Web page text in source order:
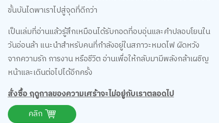
เป็นเล่มที่อ่านแล้วรู้สึกเหมือนได้รับกอดที่อบอุ่นและคำปลอบโยนใน
วันอ่อนล้า แนะนำสำหรับคนที่กำลังอยู่ในสภาวะหมดไฟ ผิดหวัง
จากความรัก การงาน หรือชีวิต อ่านเพื่อให้กลับมามีพลังกล้าเผชิญ
หน้าและเดินต่อไปได้อีกครั้ง
สั่งซื้อ ฤดูกาลของความเศร้าจะไม่อยู่กับเราตลอดไป
คลิก